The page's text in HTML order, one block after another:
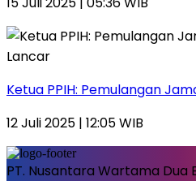
Ketua PPIH: Pemulangan
12 Juli 2025 | 12:05 WIB
PT. Nusantara Wartama Dua